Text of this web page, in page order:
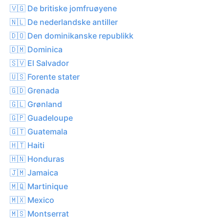
🇻🇬 De britiske jomfruøyene
🇳🇱 De nederlandske antiller
🇩🇴 Den dominikanske republikk
🇩🇲 Dominica
🇸🇻 El Salvador
🇺🇸 Forente stater
🇬🇩 Grenada
🇬🇱 Grønland
🇬🇵 Guadeloupe
🇬🇹 Guatemala
🇭🇹 Haiti
🇭🇳 Honduras
🇯🇲 Jamaica
🇲🇶 Martinique
🇲🇽 Mexico
🇲🇸 Montserrat